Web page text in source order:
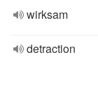
wirksam
detraction